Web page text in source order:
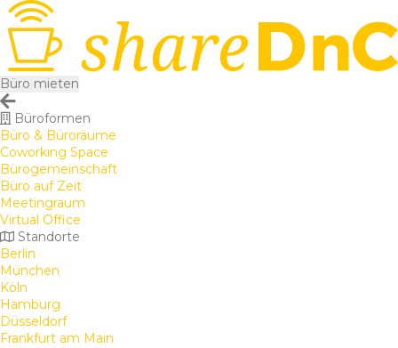
Büro mieten
Büroformen
Büro & Büroräume
Coworking Space
Bürogemeinschaft
Büro auf Zeit
Meetingraum
Virtual Office
Standorte
Berlin
München
Köln
Hamburg
Düsseldorf
Frankfurt am Main